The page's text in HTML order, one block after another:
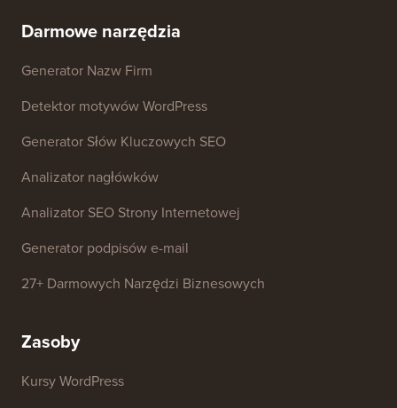
dotyczące marki
Darmowe narzędzia
Generator Nazw Firm
Detektor motywów WordPress
Generator Słów Kluczowych SEO
Analizator SEO Strony Internetowej
Generator podpisów e-mail